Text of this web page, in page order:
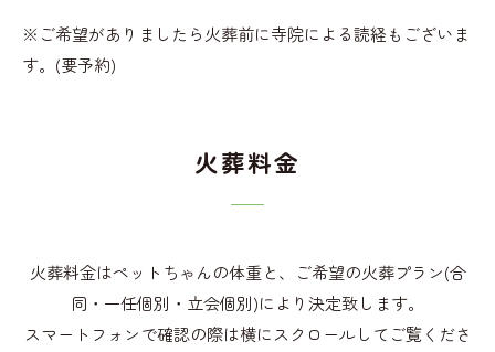
※ご希望がありましたら火葬前に寺院による読経もございま
す。(要予約)
火葬料金
火葬料金はペットちゃんの体重と、ご希望の火葬プラン(合
同・一任個別・立会個別)により決定致します。
スマートフォンで確認の際は横にスクロールしてご覧くださ